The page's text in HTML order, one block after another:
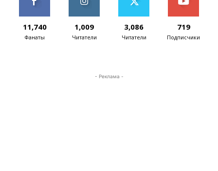
11,740
Фанаты
1,009
Читатели
3,086
Читатели
719
Подписчики
- Реклама -